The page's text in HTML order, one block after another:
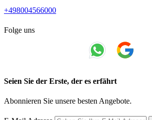
+498004566000
Folge uns
Seien Sie der Erste, der es erfährt
Abonnieren Sie unsere besten Angebote.